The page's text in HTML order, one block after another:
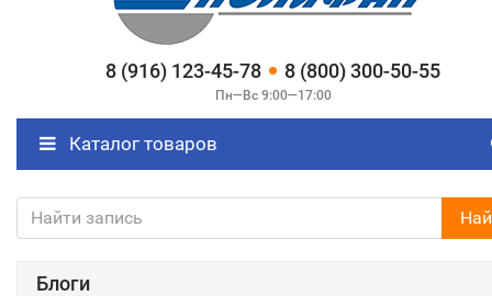
8 (916) 123-45-78 8 (800) 300-50-55
Пн—Вс 9:00—17:00
Каталог товаров
Блоги